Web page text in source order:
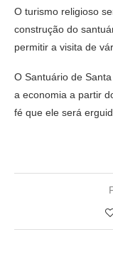
O turismo religioso
construção do
permitir a visita de
O Santuário de
a economia a partir
fé que ele será